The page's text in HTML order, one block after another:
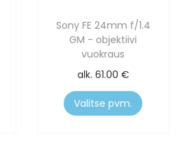
Sony FE 24mm f/1.4
GM - objektiivi
vuokraus
alk. 61.00 €
Valitse pvm.